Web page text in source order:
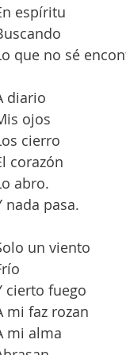
espíritu
que no sé
diario
ojos
cierro
corazón
abro.
nada pasa.
un viento
cierto fuego
mi faz rozan
mi alma